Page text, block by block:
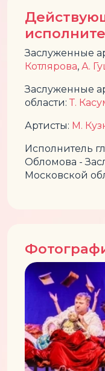
Заслуженные
Котлярова, А.
Заслуженные
области: Т.
Артисты: М.
Исполнитель
Обломова -
Московской